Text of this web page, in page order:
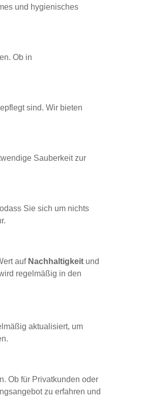
und hygienisches
Ob in
sind. Wir bieten
Sauberkeit zur
Sie sich um nichts
auf Nachhaltigkeit und
regelmäßig in den
aktualisiert, um
Ob für Privatkunden oder
zu erfahren und